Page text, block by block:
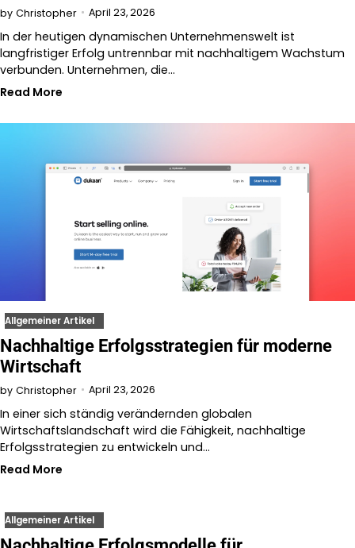
by Christopher April 23, 2026
In der heutigen dynamischen Unternehmenswelt ist
langfristiger Erfolg untrennbar mit nachhaltigem Wachstum
verbunden. Unternehmen, die…
Read More
Allgemeiner Artikel
Nachhaltige Erfolgsstrategien für moderne
Wirtschaft
by Christopher April 23, 2026
In einer sich ständig verändernden globalen
Wirtschaftslandschaft wird die Fähigkeit, nachhaltige
Erfolgsstrategien zu entwickeln und…
Read More
Allgemeiner Artikel